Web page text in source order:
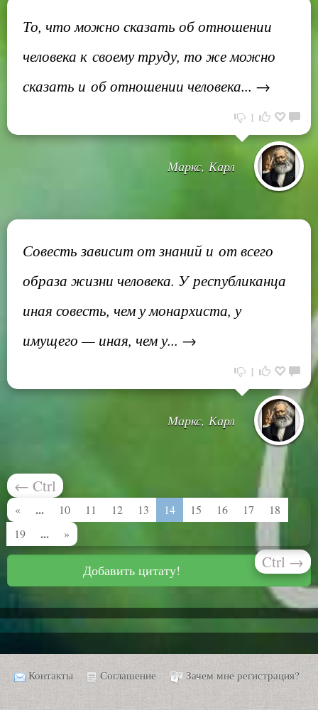
То, что можно сказать об отношении
человека к своему труду, то же можно
сказать и об отношении человека... →
1
Маркс, Карл
Совесть зависит от знаний и от всего
образа жизни человека. У республиканца
иная совесть, чем у монархиста, у
имущего — иная, чем у... →
1
Маркс, Карл
← Ctrl
« ... 10 11 12 13 14 15 16 17
18
19
... »
Ctrl →
Добавить цитату!
Контакты Соглашение Зачем мне регистрация?